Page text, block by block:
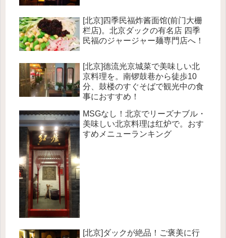
[北京]四季民福炸酱面馆(前门大栅
栏店)。北京ダックの有名店 四季
民福のジャージャー麺専門店へ！
[北京]德流光京城菜で美味しい北
京料理を。南锣鼓巷から徒歩10
分、鼓楼のすぐそばで観光中の食
事におすすめ！
MSGなし！北京でリーズナブル・
美味しい北京料理は红炉で。おす
すめメニューランキング
[北京]ダックが絶品！ご褒美に行